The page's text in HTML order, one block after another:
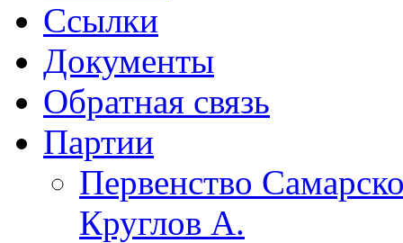
Ссылки
Документы
Обратная связь
Партии
Первенство
Круглов А.